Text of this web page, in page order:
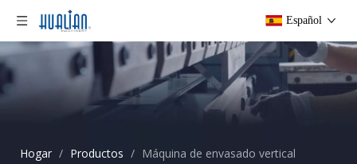
Español
Hogar / Productos / Máquina de envasado vertical